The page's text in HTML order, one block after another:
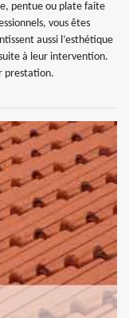
pentue ou plate faite
vous êtes
aussi l’esthétique
à leur intervention.
prestation.